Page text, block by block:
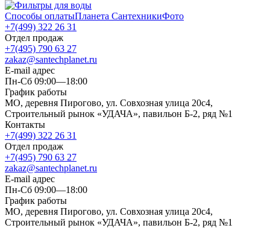
Способы оплатыПланета СантехникиФото
+7(499) 322 26 31
Отдел продаж
+7(495) 790 63 27
zakaz@santechplanet.ru
E-mail адрес
Пн-Сб 09:00—18:00
График работы
МО, деревня Пирогово, ул. Совхозная улица 20с4,
Строительный рынок «УДАЧА», павильон Б-2, ряд №1
Контакты
+7(499) 322 26 31
Отдел продаж
+7(495) 790 63 27
zakaz@santechplanet.ru
E-mail адрес
Пн-Сб 09:00—18:00
График работы
МО, деревня Пирогово, ул. Совхозная улица 20с4,
Строительный рынок «УДАЧА», павильон Б-2, ряд №1